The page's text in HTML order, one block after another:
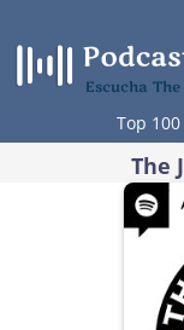
contenido
Escucha
Top
The